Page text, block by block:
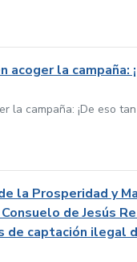
acoger la campaña:
la campaña: ¡De eso
la Prosperidad y
de Jesús
de captación ilegal